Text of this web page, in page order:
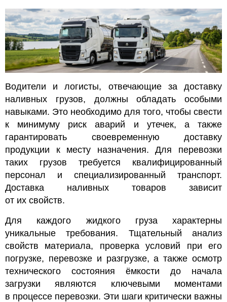
Водители и логисты, отвечающие за доставку
наливных грузов, должны обладать особыми
навыками. Это необходимо для того, чтобы свести
к минимуму риск аварий и утечек, а также
гарантировать своевременную доставку
продукции к месту назначения. Для перевозки
таких грузов требуется квалифицированный
персонал и специализированный транспорт.
Доставка наливных товаров зависит
от их свойств.
Для каждого жидкого груза характерны
уникальные требования. Тщательный анализ
свойств материала, проверка условий при его
погрузке, перевозке и разгрузке, а также осмотр
технического состояния ёмкости до начала
загрузки являются ключевыми моментами
в процессе перевозки. Эти шаги критически важны